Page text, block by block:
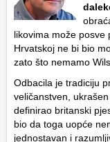
likovima može posve
Hrvatskoj ne bi bio
zato što nemamo
Odbacila je tradiciju
veličanstven,
definirao britanski
bio da toga uopće
jednostavan i